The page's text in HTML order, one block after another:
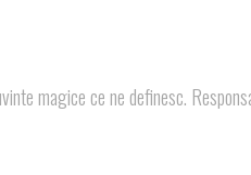
magice ce ne definesc.